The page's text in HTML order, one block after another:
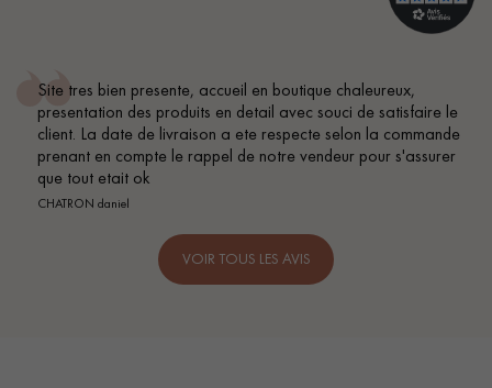
Site tres bien presente, accueil en boutique chaleureux,
presentation des produits en detail avec souci de satisfaire le
client. La date de livraison a ete respecte selon la commande
prenant en compte le rappel de notre vendeur pour s'assurer
que tout etait ok
CHATRON daniel
VOIR TOUS LES AVIS